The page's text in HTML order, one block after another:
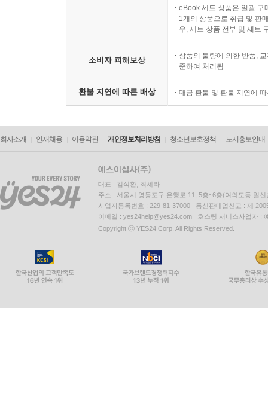
eBook 세트 상품은 일괄 구
1개의 상품으로 취급 및 판
우, 세트 상품 전부 및 세트
소비자 피해보상
상품의 불량에 의한 반품,
준하여 처리됨
환불 지연에 따른 배상 대금 환불 및 환불 지연에
회사소개 인재채용 이용약관 개인정보처리방침 청소년보호정책 도서홍보안내
대표 : 김석환, 최세라
주소 : 서울시 영등포구 은행로 11, 5층~6층(여의도동,일신
사업자등록번호 : 229-81-37000 통신판매업신고 : 제
이메일 : yes24help@yes24.com 호스팅 서비스사업자 :
Copyright ⓒ YES24 Corp. All Rights Reserved.